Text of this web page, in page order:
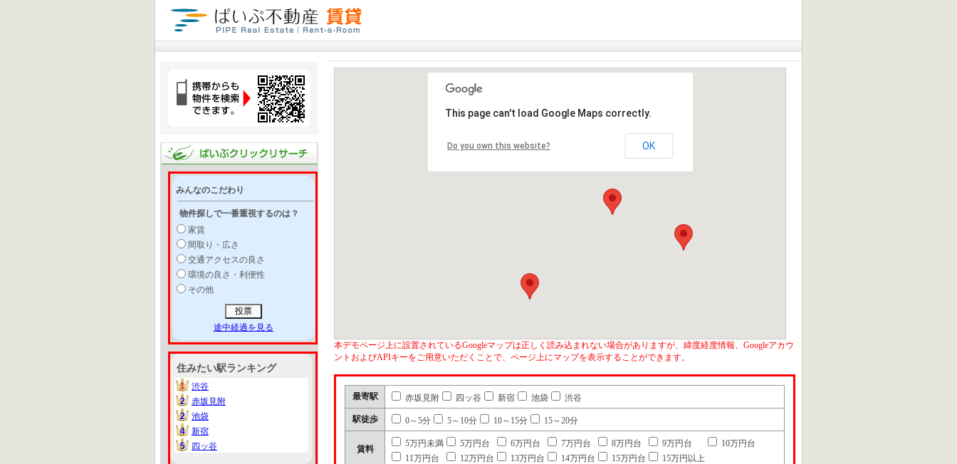
みんなのこだわり
物件探しで一番重視するのは？
家賃
間取り・広さ
交通アクセスの良さ
環境の良さ・利便性
その他
途中経過を見る
住みたい駅ランキング
1
1
渋谷
2
2
赤坂見附
2
2
池袋
4
4
新宿
5
5 四ッ谷
This page can't load Google Maps correctly.
Do you own this website? OK
本デモページ上に設置されているGoogleマップは正しく読み込まれない場合がありますが、緯度経度情報、Googleアカウ
ントおよびAPIキーをご用意いただくことで、ページ上にマップを表示することができます。
最寄駅 赤坂見附 四ッ谷 新宿 池袋 渋谷
駅徒歩 0～5分 5～10分 10～15分 15～20分
賃料
5万円未満 5万円台 6万円台 7万円台 8万円台 9万円台
10万円台
11万円台
12万円台 13万円台 14万円台 15万円台 15万円以上